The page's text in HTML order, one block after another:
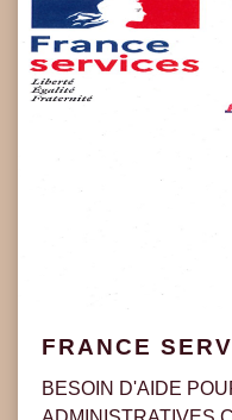
FRANCE
BESOIN D'AIDE